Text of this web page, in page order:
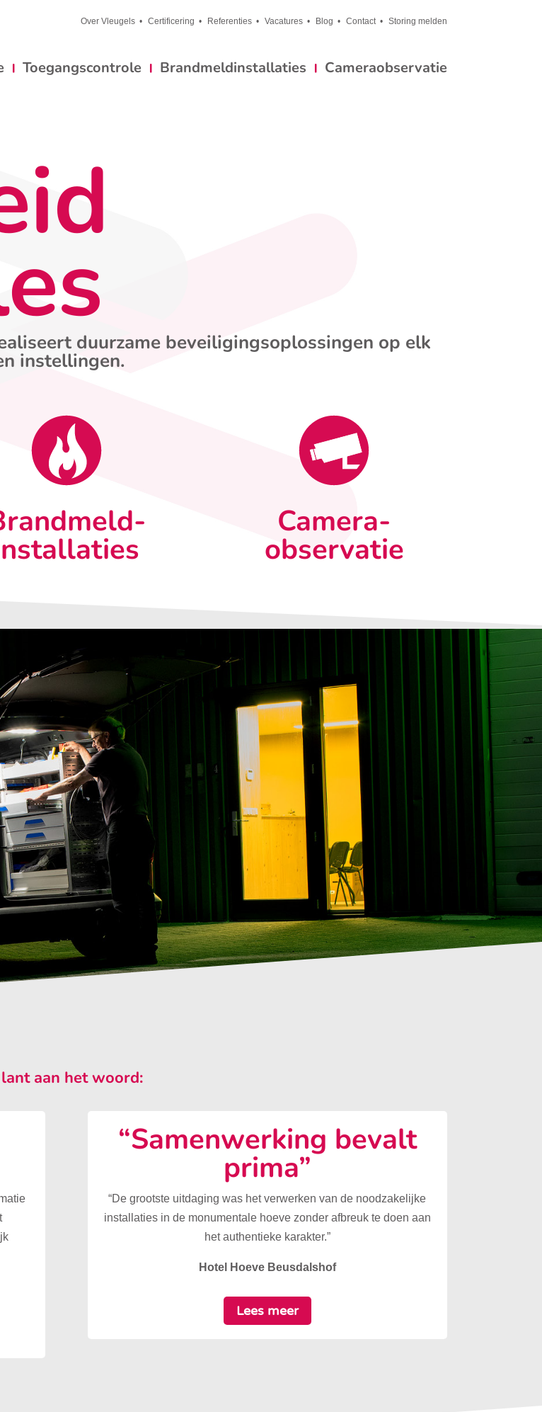
Over Vleugels Certificering Referenties Vacatures Blog Contact Storing melden
Toegangscontrole Brandmeldinstallaties Cameraobservatie
duurzame beveiligingsoplossingen op elk
instellingen.
Camera-
observatie
aan het woord:
“Samenwerking bevalt
prima”
“De grootste uitdaging was het verwerken van de noodzakelijke
installaties in de monumentale hoeve zonder afbreuk te doen aan
het authentieke karakter.”
Hotel Hoeve Beusdalshof
Lees meer